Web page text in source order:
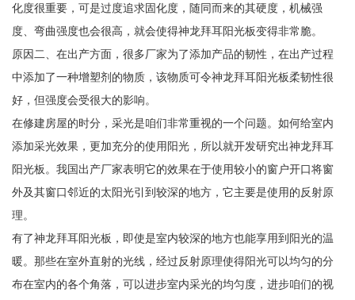
化度很重要，可是过度追求固化度，随同而来的其硬度，机械强
度、弯曲强度也会很高，就会使得神龙拜耳阳光板变得非常脆。
原因二、在出产方面，很多厂家为了添加产品的韧性，在出产过程
中添加了一种增塑剂的物质，该物质可令神龙拜耳阳光板柔韧性很
好，但强度会受很大的影响。
在修建房屋的时分，采光是咱们非常重视的一个问题。如何给室内
添加采光效果，更加充分的使用阳光，所以就开发研究出神龙拜耳
阳光板。我国出产厂家表明它的效果在于使用较小的窗户开口将窗
外及其窗口邻近的太阳光引到较深的地方，它主要是使用的反射原
理。
有了神龙拜耳阳光板，即使是室内较深的地方也能享用到阳光的温
暖。那些在室外直射的光线，经过反射原理使得阳光可以均匀的分
布在室内的各个角落，可以进步室内采光的均匀度，进步咱们的视